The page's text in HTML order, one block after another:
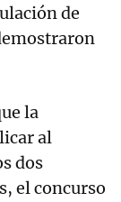
de
la
al
dos
el concurso